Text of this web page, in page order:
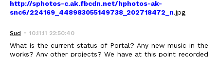
http://sphotos-c.ak.fbcdn.net/hphotos-ak-
snc6/224169_448983055149738_202718472_n.jpg
Sud - 10.11.11 22:50:40
What is the current status of Portal? Any new music in the
works? Any other projects? We have at this point recorded